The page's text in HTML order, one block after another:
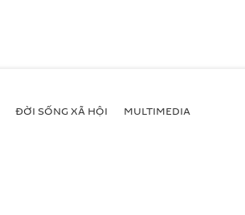
ĐỜI SỐNG XÃ HỘI MULTIMEDIA